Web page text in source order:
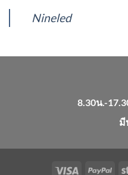
Nineled
8.30น.-
มี
Visa